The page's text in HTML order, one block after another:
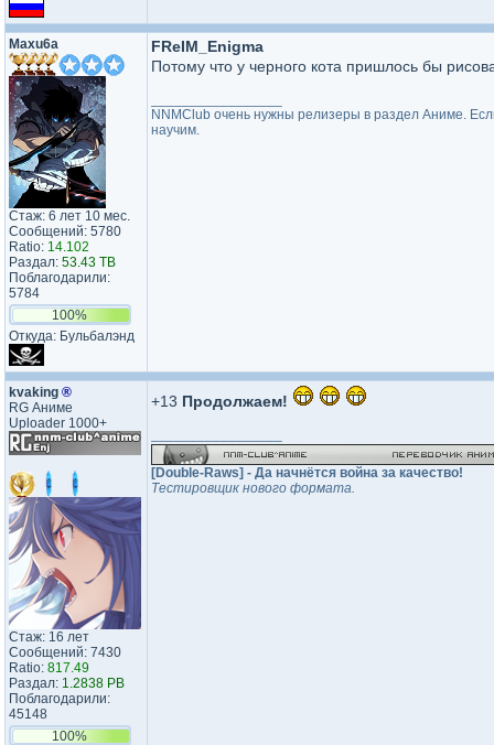
Maxu6a
Стаж: 6 лет 10 мес.
Сообщений: 5780
Ratio: 14.102
Раздал: 53.43 TB
Поблагодарили:
5784
100%
Откуда: Бульбалэнд
FReIM_Enigma
Потому что у черного кота пришлось бы
NNMClub очень нужны релизеры в раздел Аниме.
научим.
kvaking ®
RG Аниме
Uploader 1000+
Стаж: 16 лет
Сообщений: 7430
Ratio: 817.49
Раздал: 1.2838 PB
Поблагодарили:
45148
100%
+13 Продолжаем!
[Double-Raws] - Да начнётся война за качество!
Тестировщик нового формата.